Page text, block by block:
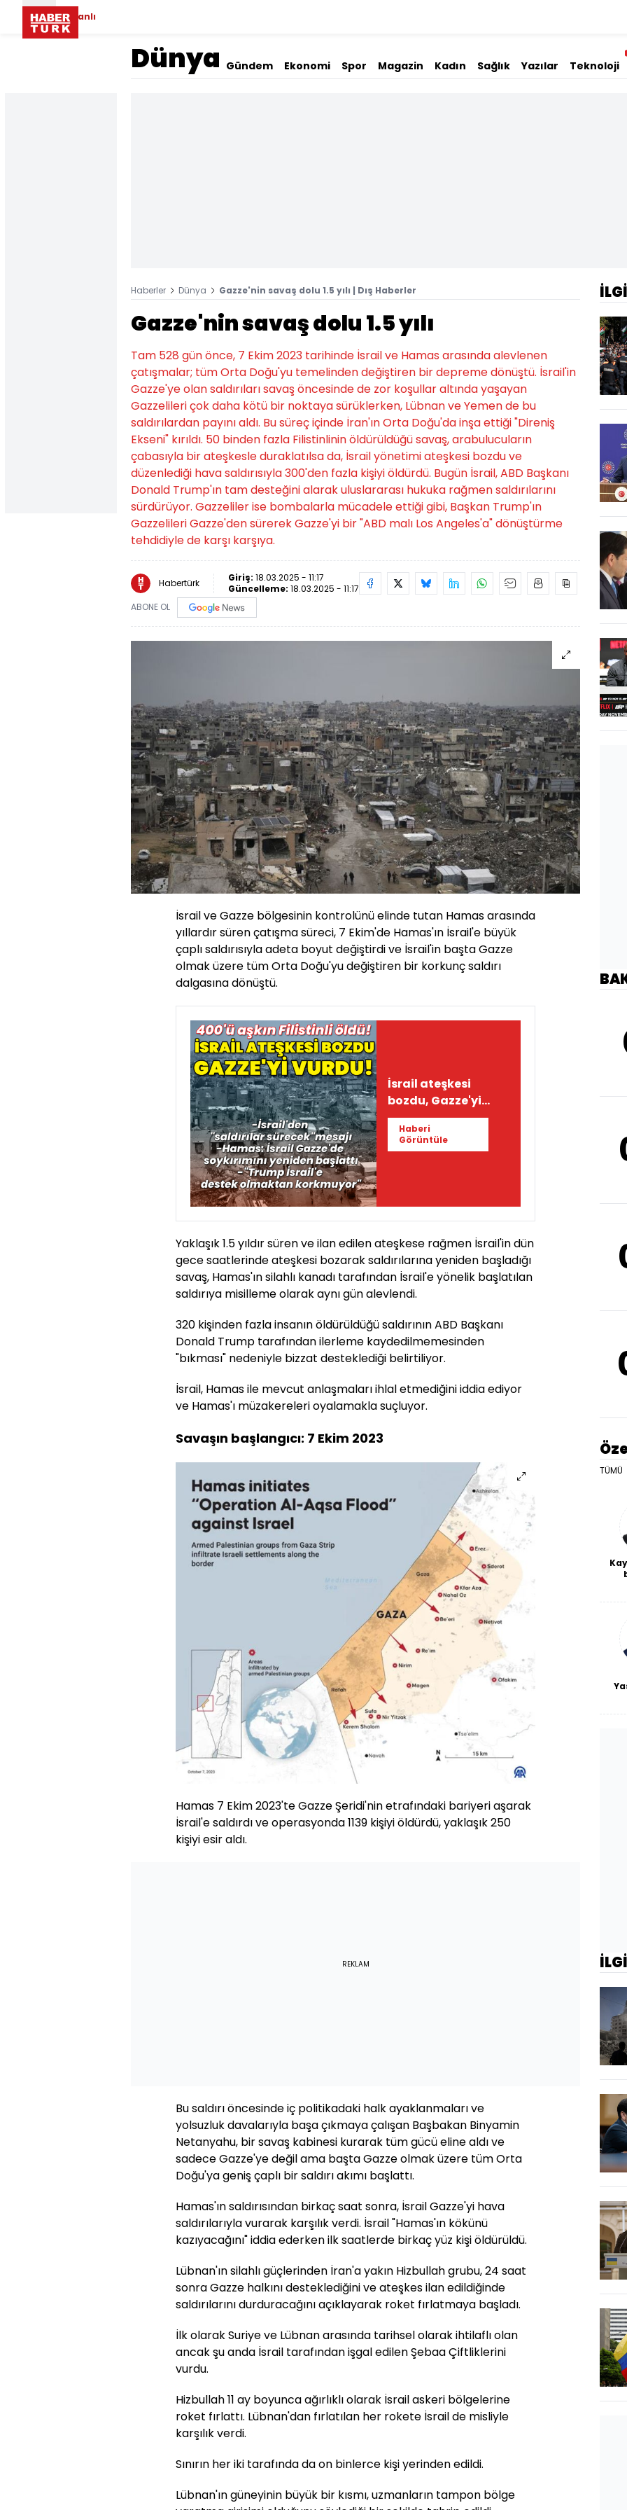
Canlı
Dünya Gündem Ekonomi Spor Magazin Kadın Sağlık Yazılar Teknoloji
Haberler Dünya Gazze'nin savaş dolu 1.5 yılı | Dış Haberler
Gazze'nin savaş dolu 1.5 yılı
Tam 528 gün önce, 7 Ekim 2023 tarihinde İsrail ve Hamas arasında alevlenen
çatışmalar; tüm Orta Doğu'yu temelinden değiştiren bir depreme dönüştü. İsrail'in
Gazze'ye olan saldırıları savaş öncesinde de zor koşullar altında yaşayan
Gazzelileri çok daha kötü bir noktaya sürüklerken, Lübnan ve Yemen de bu
saldırılardan payını aldı. Bu süreç içinde İran'ın Orta Doğu'da inşa ettiği "Direniş
Ekseni" kırıldı. 50 binden fazla Filistinlinin öldürüldüğü savaş, arabulucuların
çabasıyla bir ateşkesle duraklatılsa da, İsrail yönetimi ateşkesi bozdu ve
düzenlediği hava saldırısıyla 300'den fazla kişiyi öldürdü. Bugün İsrail, ABD Başkanı
Donald Trump'ın tam desteğini alarak uluslararası hukuka rağmen saldırılarını
sürdürüyor. Gazzeliler ise bombalarla mücadele ettiği gibi, Başkan Trump'ın
Gazzelileri Gazze'den sürerek Gazze'yi bir "ABD malı Los Angeles'a" dönüştürme
tehdidiyle de karşı karşıya.
Habertürk Giriş: 18.03.2025 - 11:17
Güncelleme: 18.03.2025 - 11:17
ABONE OL
İsrail ve Gazze bölgesinin kontrolünü elinde tutan Hamas arasında
yıllardır süren çatışma süreci, 7 Ekim'de Hamas'ın İsrail'e büyük
çaplı saldırısıyla adeta boyut değiştirdi ve İsrail'in başta Gazze
olmak üzere tüm Orta Doğu'yu değiştiren bir korkunç saldırı
dalgasına dönüştü.
İsrail ateşkesi
bozdu, Gazze'yi
vurdu!
Haberi
Görüntüle
Yaklaşık 1.5 yıldır süren ve ilan edilen ateşkese rağmen İsrail'in dün
gece saatlerinde ateşkesi bozarak saldırılarına yeniden başladığı
savaş, Hamas'ın silahlı kanadı tarafından İsrail'e yönelik başlatılan
saldırıya misilleme olarak aynı gün alevlendi.
320 kişinden fazla insanın öldürüldüğü saldırının ABD Başkanı
Donald Trump tarafından ilerleme kaydedilmemesinden
"bıkması" nedeniyle bizzat desteklediği belirtiliyor.
İsrail, Hamas ile mevcut anlaşmaları ihlal etmediğini iddia ediyor
ve Hamas'ı müzakereleri oyalamakla suçluyor.
Savaşın başlangıcı: 7 Ekim 2023
Hamas 7 Ekim 2023'te Gazze Şeridi'nin etrafındaki bariyeri aşarak
İsrail'e saldırdı ve operasyonda 1139 kişiyi öldürdü, yaklaşık 250
kişiyi esir aldı.
REKLAM
Bu saldırı öncesinde iç politikadaki halk ayaklanmaları ve
yolsuzluk davalarıyla başa çıkmaya çalışan Başbakan Binyamin
Netanyahu, bir savaş kabinesi kurarak tüm gücü eline aldı ve
sadece Gazze'ye değil ama başta Gazze olmak üzere tüm Orta
Doğu'ya geniş çaplı bir saldırı akımı başlattı.
Hamas'ın saldırısından birkaç saat sonra, İsrail Gazze'yi hava
saldırılarıyla vurarak karşılık verdi. İsrail "Hamas'ın kökünü
kazıyacağını" iddia ederken ilk saatlerde birkaç yüz kişi öldürüldü.
Lübnan'ın silahlı güçlerinden İran'a yakın Hizbullah grubu, 24 saat
sonra Gazze halkını desteklediğini ve ateşkes ilan edildiğinde
saldırılarını durduracağını açıklayarak roket fırlatmaya başladı.
İlk olarak Suriye ve Lübnan arasında tarihsel olarak ihtilaflı olan
ancak şu anda İsrail tarafından işgal edilen Şebaa Çiftliklerini
vurdu.
Hizbullah 11 ay boyunca ağırlıklı olarak İsrail askeri bölgelerine
roket fırlattı. Lübnan'dan fırlatılan her rokete İsrail de misliyle
karşılık verdi.
Sınırın her iki tarafında da on binlerce kişi yerinden edildi.
Lübnan'ın güneyinin büyük bir kısmı, uzmanların tampon bölge
TÜMÜ